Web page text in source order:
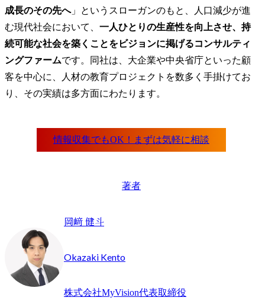
成長のその先へ」というスローガンのもと、人口減少が進
む現代社会において、 一人ひとりの生産性を向上させ、持
続可能な社会を築くことをビジョンに掲げるコンサルティ
ングファームです。同社は、大企業や中央省庁といった顧
客を中心に、人材の教育プロジェクトを数多く手掛けてお
り、その実績は多方面にわたります。
著者
岡﨑 健斗
Okazaki Kento
株式会社MyVision代表取締役